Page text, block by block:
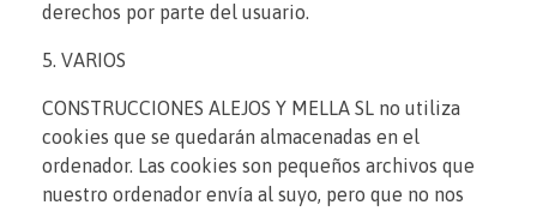
derechos por parte del usuario.
5. VARIOS
CONSTRUCCIONES ALEJOS Y MELLA SL no utiliza
cookies que se quedarán almacenadas en el
ordenador. Las cookies son pequeños archivos que
nuestro ordenador envía al suyo, pero que no nos